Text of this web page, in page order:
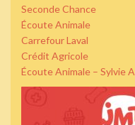
Seconde Chance
Écoute Animale
Carrefour Laval
Crédit Agricole
Écoute Animale – Sylvie